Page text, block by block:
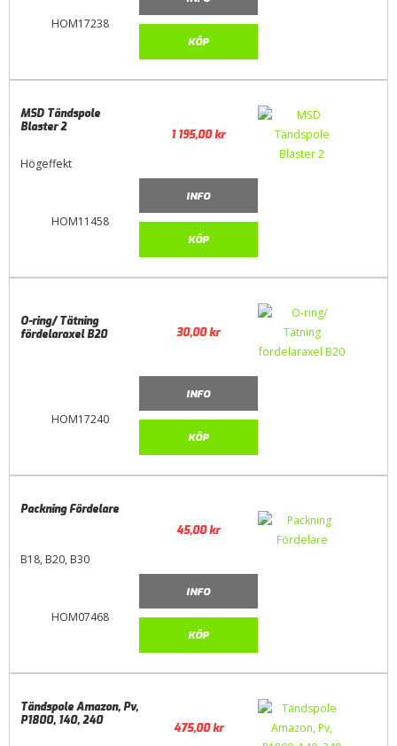
HOM17238
KÖP
HOM11458
MSD Tändspole
Blaster 2
Högeffekt
1 195,00kr
INFO
KÖP
HOM17240
O-ring/ Tätning
fördelaraxel B20
30,00kr
INFO
KÖP
HOM07468
Packning Fördelare
B18, B20, B30
45,00kr
INFO
KÖP
Tändspole Amazon, Pv,
P1800, 140, 240
475,00kr